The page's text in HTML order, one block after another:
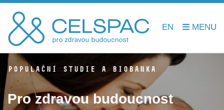
EN
POPULAČNÍ STUDIE A BIOBANKA
Pro zdravou budoucnost